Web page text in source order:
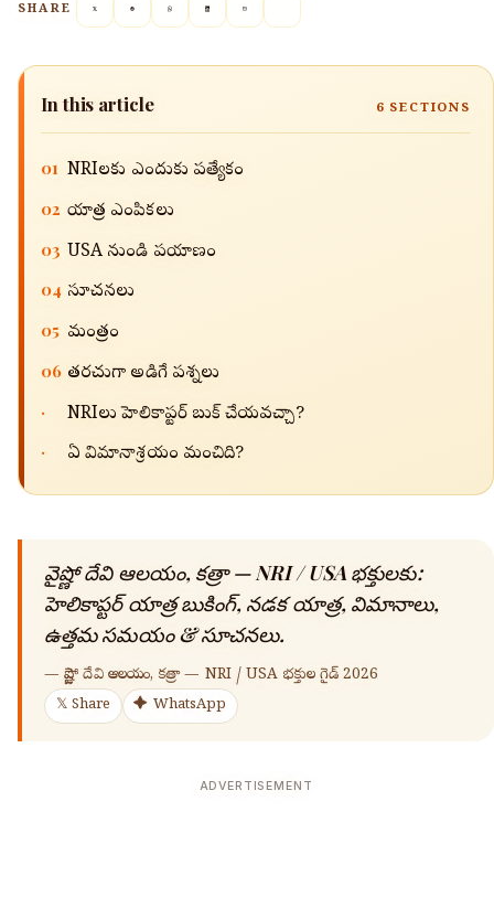
SHARE
In this article 6 SECTIONS
01 NRIలకు ఎందుకు ప్రత్యేకం
02 యాత్ర ఎంపికలు
03 USA నుండి ప్రయాణం
04 సూచనలు
05 మంత్రం
06 తరచుగా అడిగే ప్రశ్నలు
· NRIలు హెలికాప్టర్ బుక్ చేయవచ్చా?
· ఏ విమానాశ్రయం మంచిది?
వైష్ణో దేవి ఆలయం, కత్రా — NRI / USA భక్తులకు:
హెలికాప్టర్ యాత్ర బుకింగ్, నడక యాత్ర, విమానాలు,
ఉత్తమ సమయం & సూచనలు.
—వైష్ణో దేవి ఆలయం, కత్రా — NRI / USA భక్తుల గైడ్ 2026
𝕏 Share ✦ WhatsApp
ADVERTISEMENT